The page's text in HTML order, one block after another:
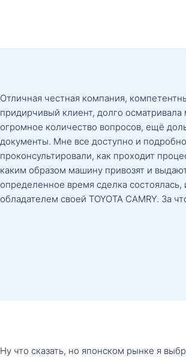
Отличная честная компания,
придирчивый клиент, долго осматривала
огромное количество вопросов, ещё
документы. Мне все доступно и
проконсультировали, как проходит
каким образом машину привозят и
определенное время сделка состоялась,
обладателем своей TOYOTA CAMRY. За
Ну что сказать, но японском рынке я